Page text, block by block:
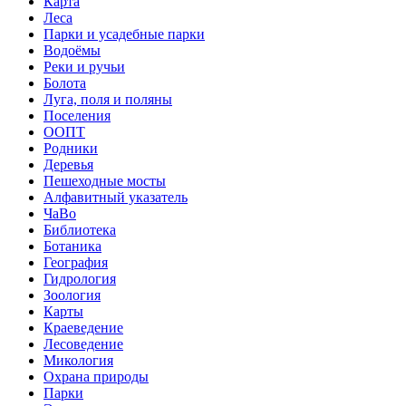
Леса
Парки и усадебные парки
Водоёмы
Реки и ручьи
Болота
Луга, поля и поляны
Поселения
ООПТ
Родники
Деревья
Пешеходные мосты
Алфавитный указатель
ЧаВо
Библиотека
Ботаника
География
Гидрология
Зоология
Карты
Краеведение
Лесоведение
Микология
Охрана природы
Парки